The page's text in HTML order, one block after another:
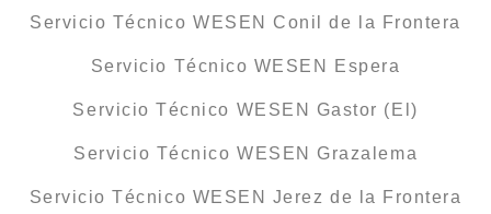
Servicio Técnico WESEN Conil de la Frontera
Servicio Técnico WESEN Espera
Servicio Técnico WESEN Gastor (El)
Servicio Técnico WESEN Grazalema
Servicio Técnico WESEN Jerez de la Frontera